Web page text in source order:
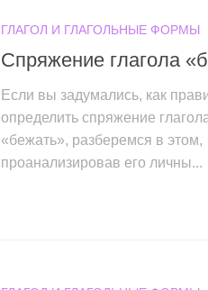
ГЛАГОЛ И ГЛАГОЛЬНЫЕ ФОРМЫ
Спряжение глагола
Если вы задумались, как
определить спряжение
«бежать», разберемся в этом,
проанализировав его личны...